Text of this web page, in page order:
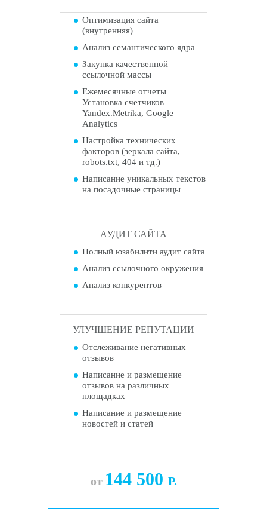
Оптимизация сайта
(внутренняя)
Анализ семантического ядра
Закупка качественной
ссылочной массы
Ежемесячные отчеты
Установка счетчиков
Yandex.Metrika, Google
Analytics
Настройка технических
факторов (зеркала сайта,
robots.txt, 404 и тд.)
Написание уникальных текстов
на посадочные страницы
АУДИТ САЙТА
Полный юзабилити аудит сайта
Анализ ссылочного окружения
Анализ конкурентов
УЛУЧШЕНИЕ РЕПУТАЦИИ
Отслеживание негативных
отзывов
Написание и размещение
отзывов на различных
площадках
Написание и размещение
новостей и статей
от 144 500 Р.